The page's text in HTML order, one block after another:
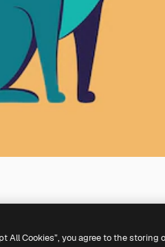
All Cookies”, you agree to the